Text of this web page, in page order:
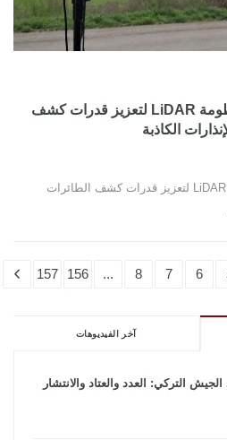
شراكة إسرائيلية لتطوير منظومة LiDAR لتعزيز قدرات كشف
الكاذبة
شراكة إسرائيلية لتطوير منظومة LiDAR لتعزيز قدرات كشف الطائرات
6
7
8
...
156
157
آخر الفيديوهات
التركي: العدد والعتاد والانتشار